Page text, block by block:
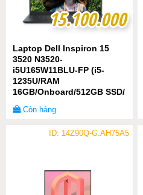
15.100.000
15.100.000
Laptop Dell Inspiron 15
3520 N3520-
i5U165W11BLU-FP (i5-
1235U/RAM
16GB/Onboard/512GB SSD/
Còn hàng
ID: 14Z90Q-G.AH75A5